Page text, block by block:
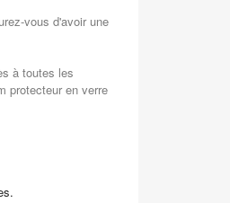
vous d'avoir une
à toutes les
protecteur en verre